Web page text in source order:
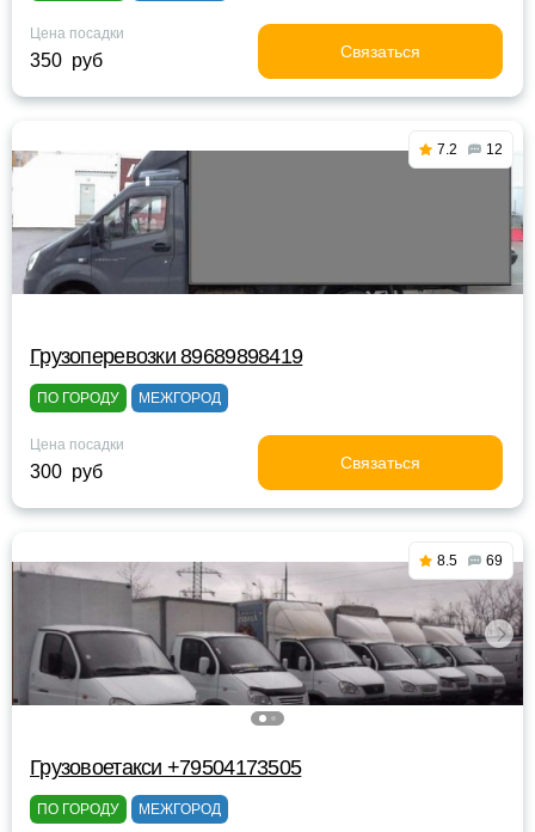
Цена посадки
350 руб Связаться
7.2 12
Грузоперевозки 89689898419
ПО ГОРОДУ МЕЖГОРОД
Цена посадки
300 руб Связаться
8.5 69
Грузовоетакси +79504173505
ПО ГОРОДУ МЕЖГОРОД